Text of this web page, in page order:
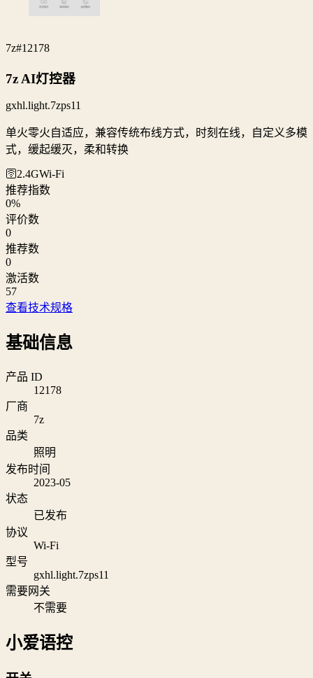
7z#12178
7z AI灯控器
gxhl.light.7zps11
单火零火自适应，兼容传统布线方式，时刻在线，自定义多模
式，缓起缓灭，柔和转换
🛜2.4GWi‑Fi
推荐指数
0%
评价数
0
推荐数
0
激活数
57
查看技术规格
基础信息
产品 ID
12178
厂商
7z
品类
照明
发布时间
2023-05
状态
已发布
协议
Wi‑Fi
型号
gxhl.light.7zps11
需要网关
不需要
小爱语控